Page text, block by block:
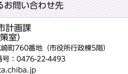
お問い合わせ先
計画課
室）
町760番地（市役所行政棟5階）
号：0476-22-4493